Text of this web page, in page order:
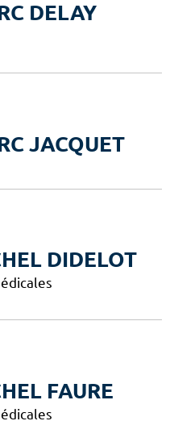
DELAY
JACQUET
DIDELOT
FAURE